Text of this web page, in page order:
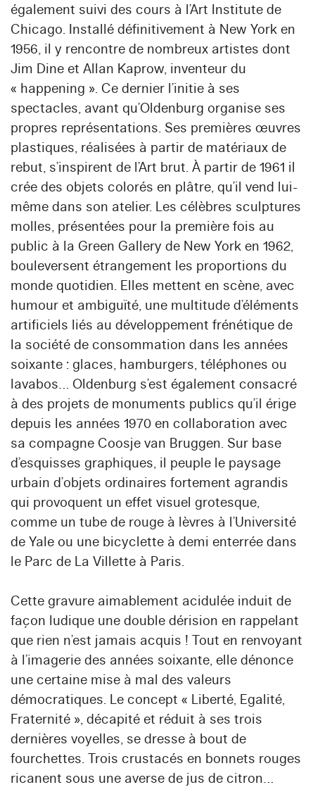
également suivi des cours à l’Art Institute de
Chicago. Installé définitivement à New York en
1956, il y rencontre de nombreux artistes dont
Jim Dine et Allan Kaprow, inventeur du
« happening ». Ce dernier l’initie à ses
spectacles, avant qu’Oldenburg organise ses
propres représentations. Ses premières œuvres
plastiques, réalisées à partir de matériaux de
rebut, s’inspirent de l’Art brut. À partir de 1961 il
crée des objets colorés en plâtre, qu’il vend lui-
même dans son atelier. Les célèbres sculptures
molles, présentées pour la première fois au
public à la Green Gallery de New York en 1962,
bouleversent étrangement les proportions du
monde quotidien. Elles mettent en scène, avec
humour et ambiguïté, une multitude d’éléments
artificiels liés au développement frénétique de
la société de consommation dans les années
soixante : glaces, hamburgers, téléphones ou
lavabos… Oldenburg s’est également consacré
à des projets de monuments publics qu’il érige
depuis les années 1970 en collaboration avec
sa compagne Coosje van Bruggen. Sur base
d’esquisses graphiques, il peuple le paysage
urbain d’objets ordinaires fortement agrandis
qui provoquent un effet visuel grotesque,
comme un tube de rouge à lèvres à l’Université
de Yale ou une bicyclette à demi enterrée dans
le Parc de La Villette à Paris.
Cette gravure aimablement acidulée induit de
façon ludique une double dérision en rappelant
que rien n’est jamais acquis ! Tout en renvoyant
à l’imagerie des années soixante, elle dénonce
une certaine mise à mal des valeurs
démocratiques. Le concept « Liberté, Egalité,
Fraternité », décapité et réduit à ses trois
dernières voyelles, se dresse à bout de
fourchettes. Trois crustacés en bonnets rouges
ricanent sous une averse de jus de citron…